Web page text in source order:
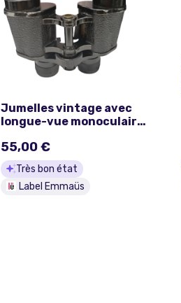
Jumelles vintage avec
longue-vue monoculaire
marron
55,00 €
Très bon état
Label Emmaüs